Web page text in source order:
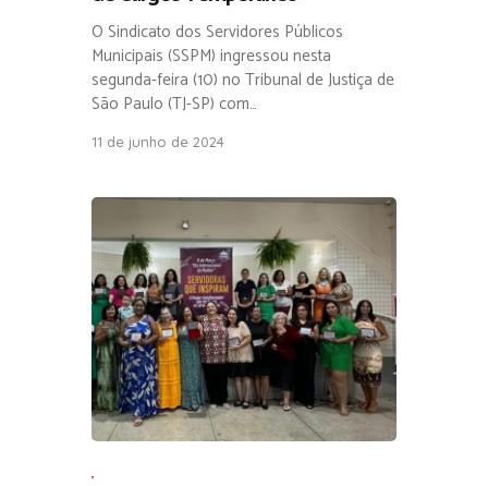
O Sindicato dos Servidores Públicos
Municipais (SSPM) ingressou nesta
segunda-feira (10) no Tribunal de Justiça de
São Paulo (TJ-SP) com…
11 de junho de 2024